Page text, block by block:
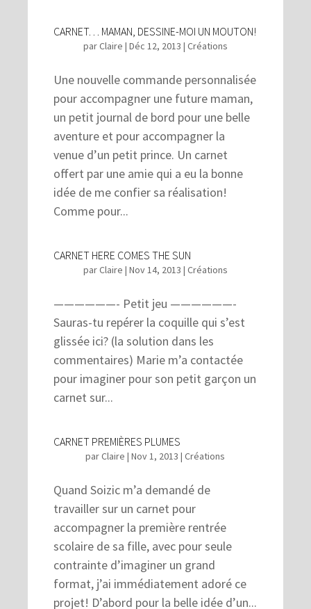
CARNET… MAMAN, DESSINE-MOI UN MOUTON!
parClaire | Déc 12, 2013 | Créations
Une nouvelle commande personnalisée
pour accompagner une future maman,
un petit journal de bord pour une belle
aventure et pour accompagner la
venue d’un petit prince. Un carnet
offert par une amie qui a eu la bonne
idée de me confier sa réalisation!
Comme pour...
CARNET HERE COMES THE SUN
parClaire | Nov 14, 2013 | Créations
——————- Petit jeu ——————-
Sauras-tu repérer la coquille qui s’est
glissée ici? (la solution dans les
commentaires) Marie m’a contactée
pour imaginer pour son petit garçon un
carnet sur...
CARNET PREMIÈRES PLUMES
parClaire |Nov 1, 2013 |Créations
Quand Soizic m’a demandé de
travailler sur un carnet pour
accompagner la première rentrée
scolaire de sa fille, avec pour seule
contrainte d’imaginer un grand
format, j’ai immédiatement adoré ce
projet! D’abord pour la belle idée d’un...